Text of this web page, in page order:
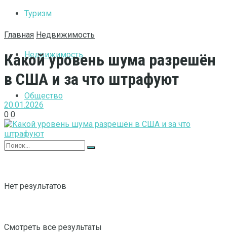
Туризм
Недвижимость
Общество
Нет результатов
Смотреть все результаты
Главная Недвижимость
Какой уровень шума разрешён
в США и за что штрафуют
20.01.2026
0 0